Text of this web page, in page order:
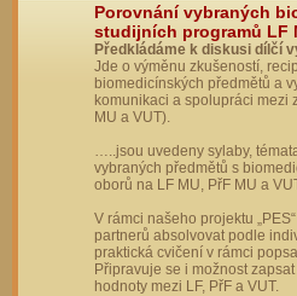
Porovnání vybraných
studijních programů LF
Předkládáme k diskusi dílčí
Jde o výměnu zkušeností,
biomedicínských předmětů a
komunikaci a spolupráci mezi
MU a VUT).
…..jsou uvedeny sylaby,
vybraných předmětů s
oborů na LF MU, PřF MU a
V rámci našeho projektu
partnerů absolvovat podle
praktická cvičení v rámci
Připravuje se i možnost
hodnoty mezi LF, PřF a VUT.